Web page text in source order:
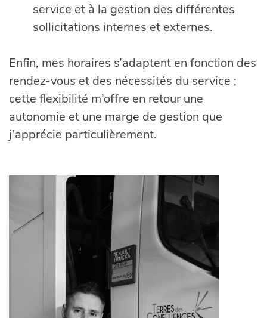
service et à la gestion des différentes
sollicitations internes et externes.
Enfin, mes horaires s’adaptent en fonction des
rendez-vous et des nécessités du service ;
cette flexibilité m’offre en retour une
autonomie et une marge de gestion que
j’apprécie particulièrement.